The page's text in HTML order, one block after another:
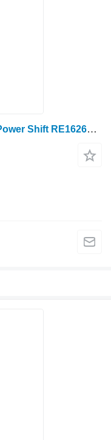
Käigukast John Deere Korobka Power Shift RE162649 tüübi jaoks ratastraktori John Deere 8400/8300